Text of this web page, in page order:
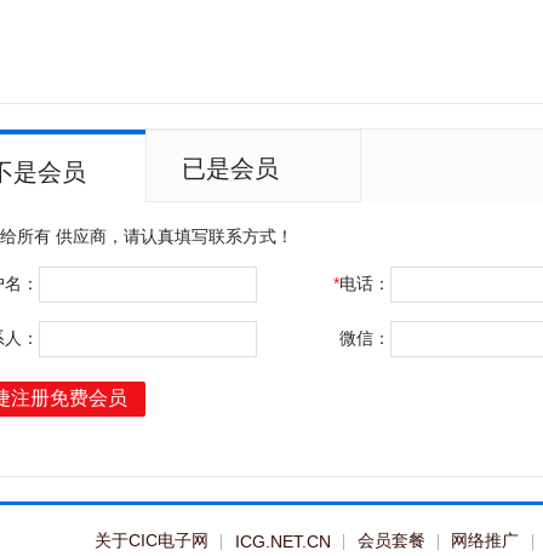
是会员 已是会员
所有 供应商，请认真填写联系方式！
： *电话：
： 微信：
注册免费会员
关于CIC电子网 ICG.NET.CN 会员套餐 网络推广